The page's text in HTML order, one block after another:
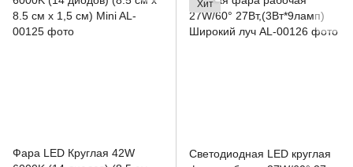
Фара LED Круглая 42W
Хит
Светодиодная LED круглая